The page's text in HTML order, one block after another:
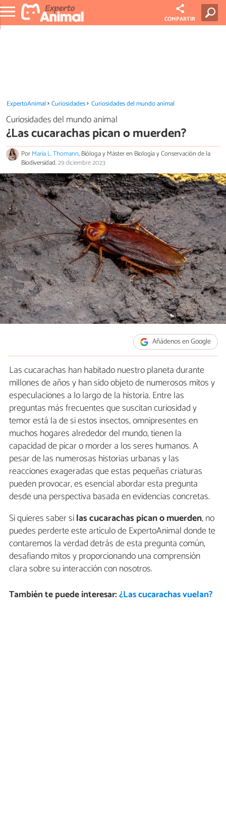
COMPARTIR
ExpertoAnimal Curiosidades Curiosidades del mundo animal
Curiosidades del mundo animal
¿Las cucarachas pican o muerden?
PorMaría L. Thomann, Bióloga y Máster en Biología y Conservación de la
Biodiversidad.29 diciembre 2023
Añádenos en Google
Las cucarachas han habitado nuestro planeta durante
millones de años y han sido objeto de numerosos mitos y
especulaciones a lo largo de la historia. Entre las
preguntas más frecuentes que suscitan curiosidad y
temor está la de si estos insectos, omnipresentes en
muchos hogares alrededor del mundo, tienen la
capacidad de picar o morder a los seres humanos. A
pesar de las numerosas historias urbanas y las
reacciones exageradas que estas pequeñas criaturas
pueden provocar, es esencial abordar esta pregunta
desde una perspectiva basada en evidencias concretas.
Si quieres saber silas cucarachas pican o muerden, no
puedes perderte este artículo de ExpertoAnimal donde te
contaremos la verdad detrás de esta pregunta común,
desafiando mitos y proporcionando una comprensión
clara sobre su interacción con nosotros.
También te puede interesar:¿Las cucarachas vuelan?